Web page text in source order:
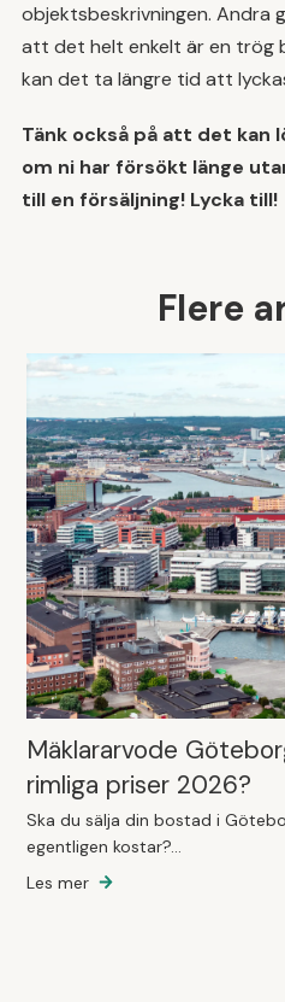
objektsbeskrivningen. Andra
att det helt enkelt är en trög
kan det ta längre tid att
Tänk också på att det kan
om ni har försökt länge
till en försäljning! Lycka till!
Flere
Mäklararvode
rimliga priser 2026?
Ska du sälja din bostad i
egentligen kostar?...
Les mer